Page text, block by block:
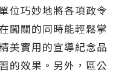
位巧妙地將各項政令
闖關的同時能輕鬆掌
美實用的宣導紀念品
的效果。另外，區公